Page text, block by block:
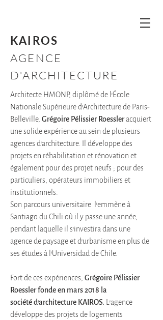
Architecte HMONP, diplômé de l’École
Nationale Supérieure d’Architecture de Paris-
Belleville, Grégoire Pélissier Roessleracquiert
une solide expérience au sein de plusieurs
agences d’architecture. Il développe des
projets en réhabilitation et rénovation et
également pour des projet neufs ; pour des
particuliers, opérateurs immobiliers et
institutionnels.
Son parcours universitaire l’emmène à
Santiago du Chili où il y passe une année,
pendant laquelle il s’investira dans une
agence de paysage et d’urbanisme en plus de
ses études à l'Universidad de Chile.
Fort de ces expériences, Grégoire Pélissier
Roessler fonde en mars 2018 la
sociétéd’architecture KAIROS. L'agence
développe des projets de logements
KAIROS
AGENCE
D'ARCHITECTURE